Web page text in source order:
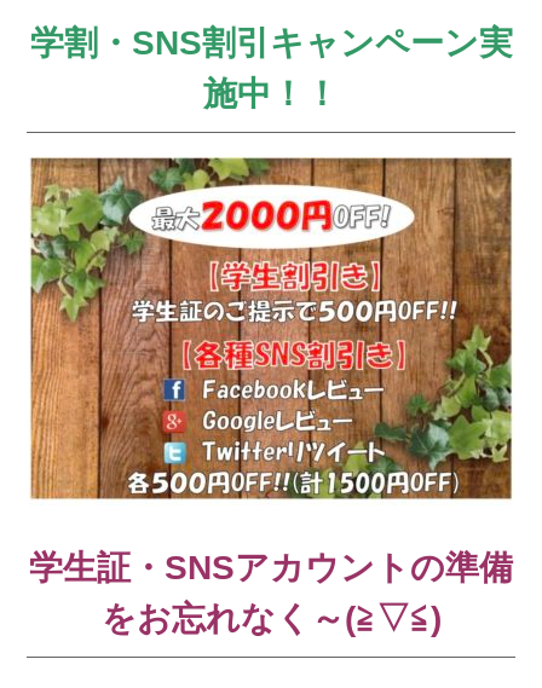
学割・SNS割引キャンペーン実
施中！！
学生証・SNSアカウントの準備
をお忘れなく～(≧▽≦)